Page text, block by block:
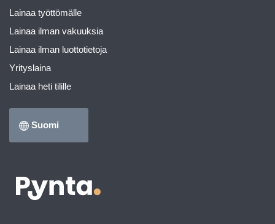
Lainaa työttömälle
Lainaa ilman vakuuksia
Lainaa ilman luottotietoja
Yrityslaina
Lainaa heti tilille
Suomi